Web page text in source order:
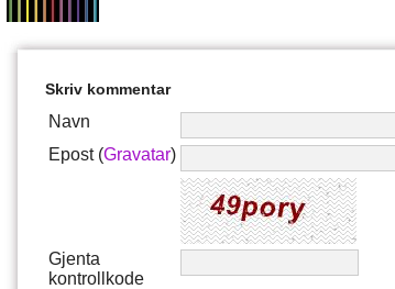
Skriv kommentar
Navn
Epost (Gravatar)
Gjenta
kontrollkode